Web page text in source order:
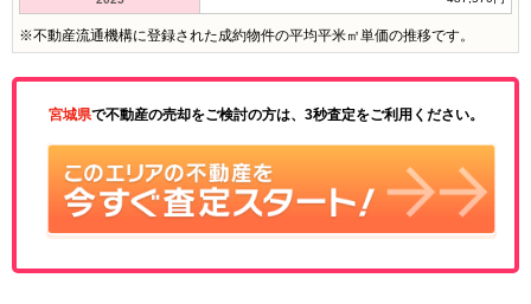
※不動産流通機構に登録された成約物件の平均平米㎡単価の推移です。
宮城県で不動産の売却をご検討の方は、3秒査定をご利用ください。